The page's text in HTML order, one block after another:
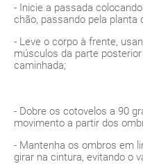
- Inicie a passada
chão, passando pela planta
- Leve o corpo à frente,
músculos da parte
caminhada;
- Dobre os cotovelos a 90
movimento a partir dos
- Mantenha os ombros em
girar na cintura, evitando o